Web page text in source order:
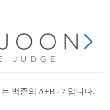
백준의 A+B - 7 입니다.